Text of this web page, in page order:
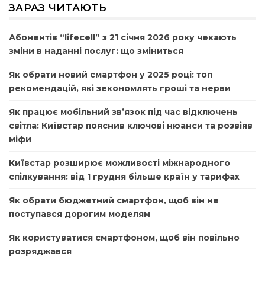
ЗАРАЗ ЧИТАЮТЬ
Абонентів “lifecell” з 21 січня 2026 року чекають
зміни в наданні послуг: що зміниться
Як обрати новий смартфон у 2025 році: топ
рекомендацій, які зекономлять гроші та нерви
Як працює мобільний зв’язок під час відключень
світла: Київстар пояснив ключові нюанси та розвіяв
міфи
Київстар розширює можливості міжнародного
спілкування: від 1 грудня більше країн у тарифах
Як обрати бюджетний смартфон, щоб він не
поступався дорогим моделям
Як користуватися смартфоном, щоб він повільно
розряджався